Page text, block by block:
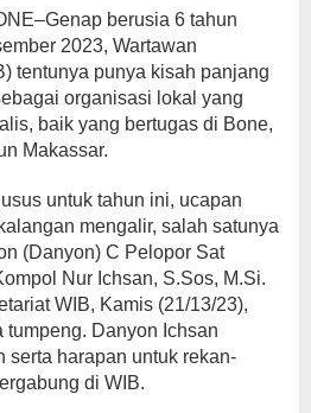
berusia 6 tahun
2023, Wartawan
tentunya punya kisah panjang
organisasi lokal yang
baik yang bertugas di Bone,
Makassar.
untuk tahun ini, ucapan
mengalir, salah satunya
(Danyon) C Pelopor Sat
Nur Ichsan, S.Sos, M.Si.
WIB, Kamis (21/13/23),
tumpeng. Danyon Ichsan
serta harapan untuk rekan-
di WIB.